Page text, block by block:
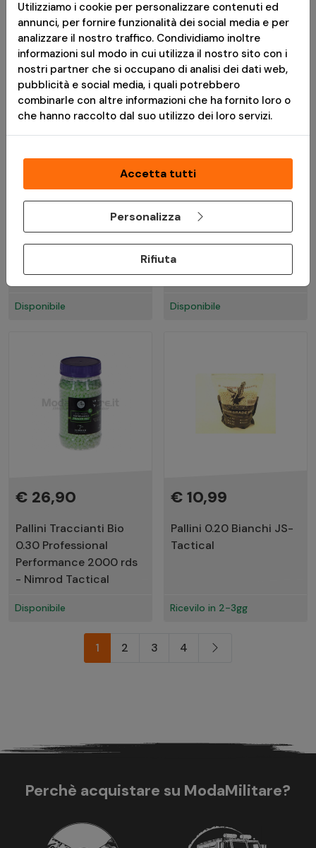
Disponibile Disponibile
€ 13,90
Pallini Softair 0.20g
PSBP 5000rds Brown -
Disponibile
€ 15,90
0.20 Professional
Performance 2000 rds
- Nimrod Tactical
Disponibile
€ 26,90
Pallini Traccianti Bio
0.30 Professional
Performance 2000 rds
- Nimrod Tactical
Disponibile
€ 10,99
Pallini 0.20 Bianchi JS-
Tactical
Ricevilo in 2-3gg
1 2 3 4
Perchè acquistare su ModaMilitare?
Utilizziamo i cookie per personalizzare contenuti ed
annunci, per fornire funzionalità dei social media e per
analizzare il nostro traffico. Condividiamo inoltre
informazioni sul modo in cui utilizza il nostro sito con i
nostri partner che si occupano di analisi dei dati web,
pubblicità e social media, i quali potrebbero
combinarle con altre informazioni che ha fornito loro o
che hanno raccolto dal suo utilizzo dei loro servizi.
Accetta tutti
Personalizza
Rifiuta